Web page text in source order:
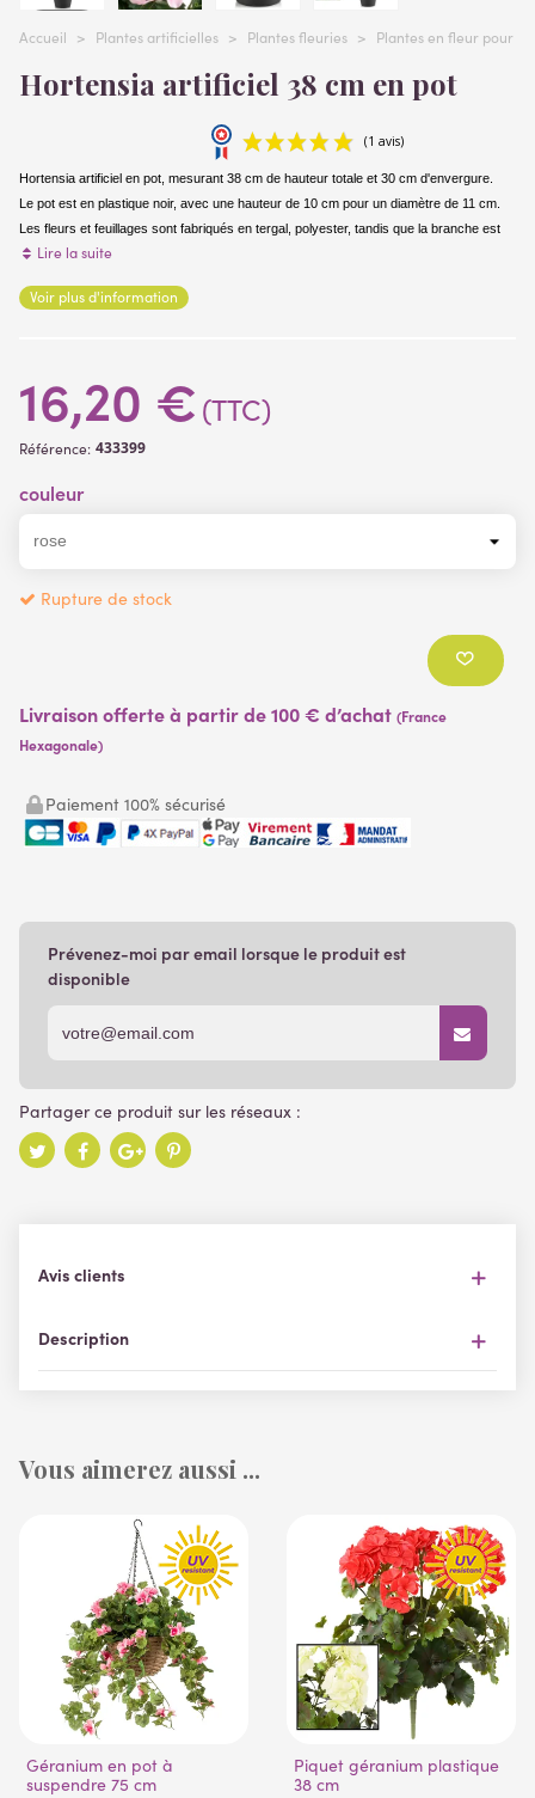
Accueil > Plantes artificielles > Plantes fleuries > Plantes en fleur pour
Hortensia artificiel 38 cm en pot
Hortensia artificiel en pot, mesurant 38 cm de hauteur totale et 30 cm d'envergure.
Le pot est en plastique noir, avec une hauteur de 10 cm pour un diamètre de 11 cm.
Les fleurs et feuillages sont fabriqués en tergal, polyester, tandis que la branche est
en plastique polyéthylène.
Lire la suite
Voir plus d'information
16,20 € (TTC)
Référence: 433399
couleur
Rupture de stock
Livraison offerte à partir de 100 € d’achat (France
Hexagonale)
Paiement 100% sécurisé
Prévenez-moi par email lorsque le produit est
disponible
Description
Avis clients
Vous aimerez aussi ...
Géranium en pot à
suspendre 75 cm
Piquet géranium plastique
38 cm